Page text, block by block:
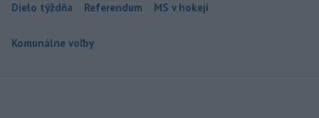
Dielo týždňa Referendum MS v hokeji
Komunálne voľby